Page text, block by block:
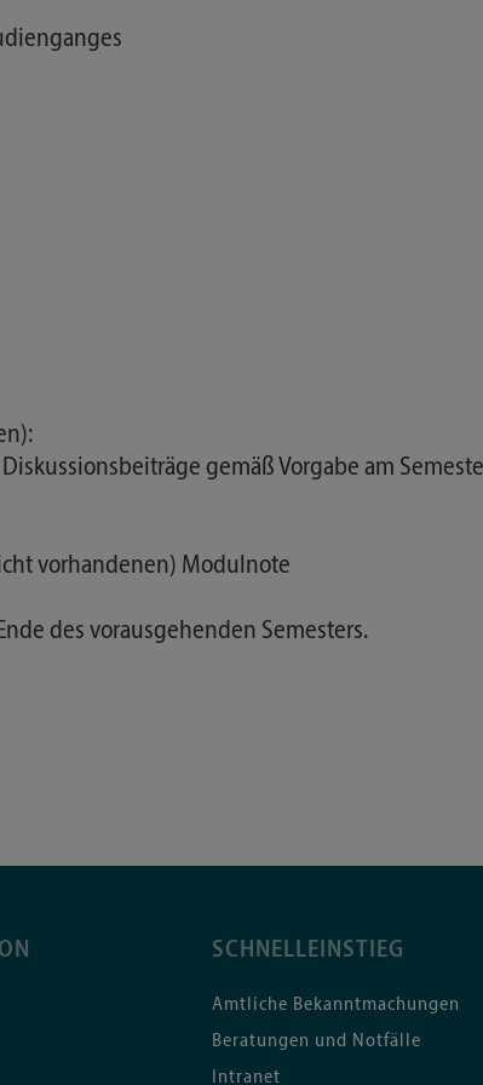
gemäß Vorgabe am
vorhandenen) Modulnote
des vorausgehenden Semesters.
SCHNELLEINSTIEG
Amtliche Bekanntmachungen
Beratungen und Notfälle
Intranet